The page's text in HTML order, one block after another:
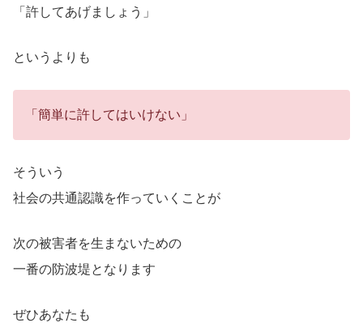
「許してあげましょう」
というよりも
「簡単に許してはいけない」
そういう
社会の共通認識を作っていくことが
次の被害者を生まないための
一番の防波堤となります
ぜひあなたも